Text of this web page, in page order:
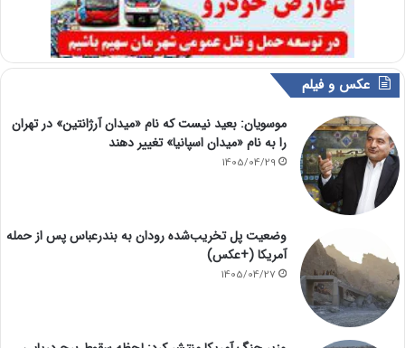
عکس و فیلم
موسویان: بعید نیست که نام «میدان آرژانتین» در تهران
را به نام «میدان اسپانیا» تغییر دهند
1405/04/29
وضعیت پل تخریب‌شده رودان به بندرعباس پس از حمله
آمریکا (+عکس)
1405/04/27